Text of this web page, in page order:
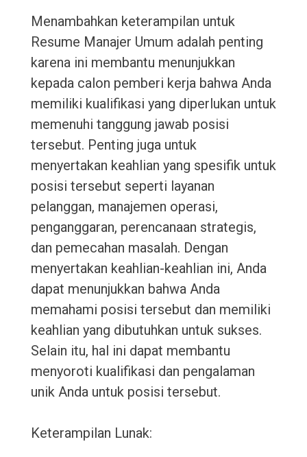
Menambahkan keterampilan untuk
Resume Manajer Umum adalah penting
karena ini membantu menunjukkan
kepada calon pemberi kerja bahwa Anda
memiliki kualifikasi yang diperlukan untuk
memenuhi tanggung jawab posisi
tersebut. Penting juga untuk
menyertakan keahlian yang spesifik untuk
posisi tersebut seperti layanan
pelanggan, manajemen operasi,
penganggaran, perencanaan strategis,
dan pemecahan masalah. Dengan
menyertakan keahlian-keahlian ini, Anda
dapat menunjukkan bahwa Anda
memahami posisi tersebut dan memiliki
keahlian yang dibutuhkan untuk sukses.
Selain itu, hal ini dapat membantu
menyoroti kualifikasi dan pengalaman
unik Anda untuk posisi tersebut.
Keterampilan Lunak: